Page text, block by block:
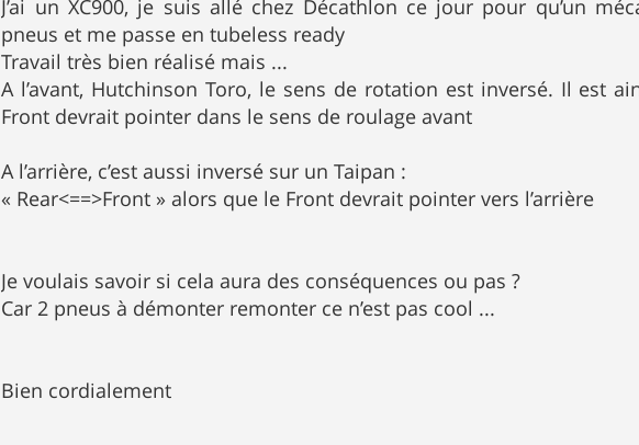
J’ai un XC900, je suis allé chez Décathlon ce jour pour qu’un
pneus et me passe en tubeless ready
Travail très bien réalisé mais ...
A l’avant, Hutchinson Toro, le sens de rotation est inversé. Il est
Front devrait pointer dans le sens de roulage avant
A l’arrière, c’est aussi inversé sur un Taipan :
« Rear<==>Front » alors que le Front devrait pointer vers l’arrière
Je voulais savoir si cela aura des conséquences ou pas ?
Car 2 pneus à démonter remonter ce n’est pas cool ...
Bien cordialement